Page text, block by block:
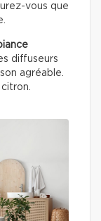
vous que
diffuseurs
agréable.